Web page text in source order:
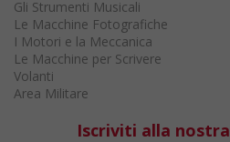
Gli Strumenti Musicali
Le Macchine Fotografiche
I Motori e la Meccanica
Le Macchine per Scrivere
Volanti
Area Militare
Iscriviti alla